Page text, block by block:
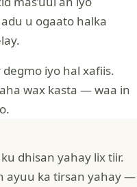
u ogaato halka
iyo hal xafiis.
wax kasta — waa in
dhisan yahay lix tiir.
ayuu ka tirsan yahay —